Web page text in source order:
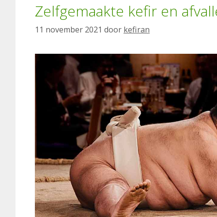
Zelfgemaakte kefir en
11 november 2021 door kefiran